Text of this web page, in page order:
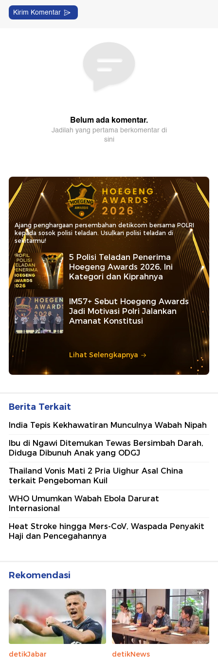
Ajang penghargaan persembahan detikcom bersama POLRI
kepada sosok polisi teladan. Usulkan polisi teladan di
sekitarmu!
5 Polisi Teladan Penerima
Hoegeng Awards 2026, Ini
Kategori dan Kiprahnya
IM57+ Sebut Hoegeng Awards
Jadi Motivasi Polri Jalankan
Amanat Konstitusi
Lihat Selengkapnya
Berita Terkait
India Tepis Kekhawatiran Munculnya Wabah Nipah
Ibu di Ngawi Ditemukan Tewas Bersimbah Darah,
Diduga Dibunuh Anak yang ODGJ
Thailand Vonis Mati 2 Pria Uighur Asal China
terkait Pengeboman Kuil
WHO Umumkan Wabah Ebola Darurat
Internasional
Heat Stroke hingga Mers-CoV, Waspada Penyakit
Haji dan Pencegahannya
Rekomendasi
detikJabar
detikNews